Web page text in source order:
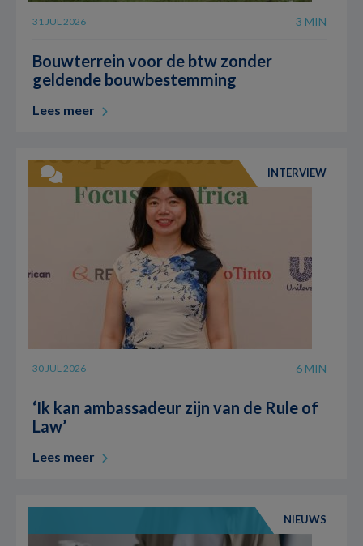
31 JUL 2026 3 MIN
Bouwterrein voor de btw zonder
geldende bouwbestemming
Lees meer
INTERVIEW
30 JUL 2026 6 MIN
‘Ik kan ambassadeur zijn van de Rule of
Law’
Lees meer
NIEUWS